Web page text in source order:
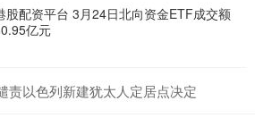
股配资平台 3月24日北向资金ETF成交额
亿元
责以色列新建犹太人定居点决定